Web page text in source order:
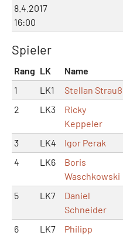
8.4.2017
16:00
Spieler
Rang LK Name
1
LK1 Stellan Strauß
2
LK3
Ricky
Keppeler
3 LK4 Igor Perak
4
LK6
Boris
Waschkowski
5 LK7
Daniel
Schneider
6 LK7
Philipp